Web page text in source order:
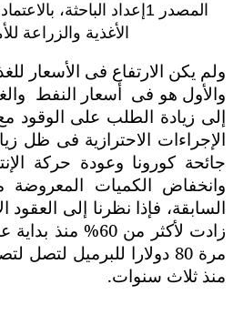
المصدر 1 إعداد الباحثة،
الأغذية والزراعة
ولم يكن الارتفاع فى الأسعار
والأول هو فى أسعار النفط
إلى زيادة الطلب على الوقود
الإجراءات الاحترازية فى ظل
جائحة كورونا وعودة حركة
وانخفاض الكميات
السابقة، فإذا نظرنا إلى العقود
مرة 80 دولارا للبرميل
منذ ثلاث سنوات.